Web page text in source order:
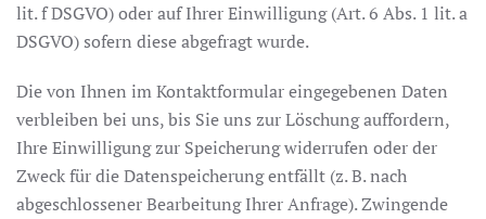
lit. f DSGVO) oder auf Ihrer Einwilligung (Art. 6 Abs. 1 lit. a
DSGVO) sofern diese abgefragt wurde.
Die von Ihnen im Kontaktformular eingegebenen Daten
verbleiben bei uns, bis Sie uns zur Löschung auffordern,
Ihre Einwilligung zur Speicherung widerrufen oder der
Zweck für die Datenspeicherung entfällt (z. B. nach
abgeschlossener Bearbeitung Ihrer Anfrage). Zwingende